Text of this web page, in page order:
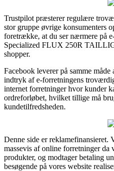
Trustpilot præsterer regulære
stor gruppe øvrige konsumenters
foretrække, at du ser nærmere på
Specialized FLUX 250R
shopper.
Facebook leverer på samme
indtryk af e-forretningens
internet forretninger hvor kunder
ordreforløbet, hvilket tillige må
kundetilfredsheden.
Denne side er reklamefinansieret.
massevis af online forretninger da
produkter, og modtager betaling
besøgende på vores website